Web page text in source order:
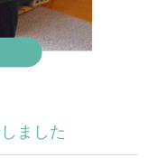
ました